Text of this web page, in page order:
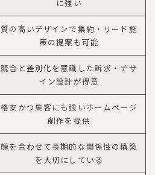
に強い
質の高いデザインで集約・リード施
策の提案も可能
競合と差別化を意識した訴求・デザ
イン設計が得意
格安かつ集客にも強いホームページ
制作を提供
顔を合わせて長期的な関係性の構築
を大切にしている